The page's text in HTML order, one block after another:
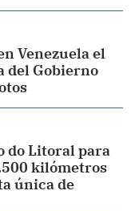
Venezuela el
del Gobierno
do Litoral para
kilómetros
única de